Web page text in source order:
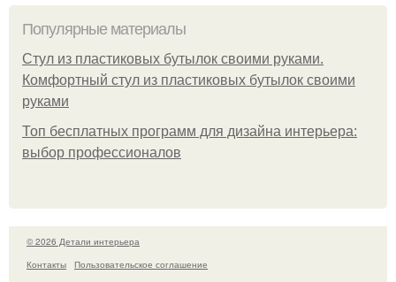
Популярные материалы
Стул из пластиковых бутылок своими руками.
Комфортный стул из пластиковых бутылок своими
руками
Топ бесплатных программ для дизайна интерьера:
выбор профессионалов
© 2026 Детали интерьера
Контакты
Пользовательское соглашение